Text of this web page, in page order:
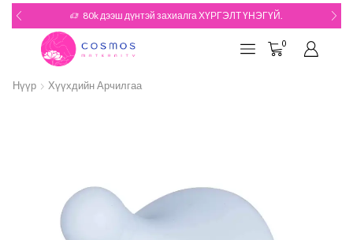
80k дээш дүнтэй захиалга ХҮРГЭЛТ ҮНЭГҮЙ.
0
Нүүр Хүүхдийн Арчилгаа